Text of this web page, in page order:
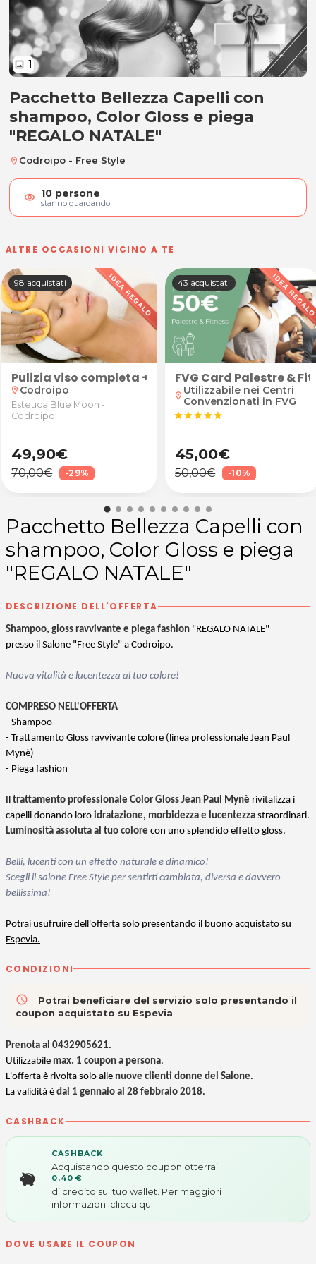
image 1
Pacchetto Bellezza Capelli con
Pacchetto Bellezza Capelli con
shampoo, Color Gloss e piega
"REGALO NATALE"
location_on Codroipo - Free Style
visibility 10 persone
stanno guardando
ALTRE OCCASIONI VICINO A TE
98 acquistati
Pulizia viso completa + eventuale trattamento
location_on Codroipo
Estetica Blue Moon -
Codroipo
49,90€
70,00€ -29%
43 acquistati
FVG Card Palestre &
location_on Utilizzabile nei Centri
Convenzionati in FVG
starstarstarstarstar
45,00€
50,00€ -10%
Pacchetto Bellezza Capelli con
shampoo, Color Gloss e piega
"REGALO NATALE"
DESCRIZIONE DELL'OFFERTA
Shampoo, gloss ravvivante e piega fashion "REGALO NATALE"
presso il Salone "Free Style" a Codroipo.
Nuova vitalità e lucentezza al tuo colore!
COMPRESO NELL'OFFERTA
- Shampoo
- Trattamento Gloss ravvivante colore (linea professionale Jean Paul
Mynè)
- Piega fashion
Il trattamento professionale Color Gloss Jean Paul Mynè rivitalizza i
capelli donando loro idratazione, morbidezza e lucentezza straordinari.
Luminosità assoluta al tuo colore con uno splendido effetto gloss.
Belli, lucenti con un effetto naturale e dinamico!
Scegli il salone Free Style per sentirti cambiata, diversa e davvero
bellissima!
Potrai usufruire dell'offerta solo presentando il buono acquistato su
Espevia.
CONDIZIONI
access_time
Potrai beneficiare del servizio solo presentando il
coupon acquistato su Espevia
Prenota al 0432905621.
Utilizzabile max. 1 coupon a persona.
L'offerta è rivolta solo alle nuove clienti donne del Salone.
La validità è dal 1 gennaio al 28 febbraio 2018.
CASHBACK
CASHBACK
Acquistando questo coupon otterrai
0,40 €
di credito sul tuo wallet. Per maggiori
informazioni clicca qui
DOVE USARE IL COUPON